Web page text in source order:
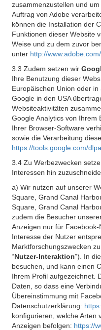
zusammenzustellen und
Auftrag von Adobe
können die Installation der
Funktionen dieser Website
Weise und zu dem zuvor
unter http://
3.3 Zudem setzen wir
Ihre Benutzung dieser
Europäischen Union oder
Google in den USA
Websiteaktivitäten
Google Analytics von Ihrem
Ihrer Browser-Software
sowie die Verarbeitung
https://tools.google.com/
3.4 Zu Werbezwecken
Interessen hin
a) Wir nutzen auf unserer
Square, Grand Canal
Square, Grand Canal
zudem die Besucher
Anzeigen nur für
Interesse der Nutzer
Marktforschungszwecken
“Nutzer-Interaktion”). In
besuchen, und kann einen
Ihrem Profil aufgezeichnet.
Daten, so dass eine
Übereinstimmung mit
Datenschutzerklärung:
konfigurieren, welche Arten
Anzeigen befolgen: https://